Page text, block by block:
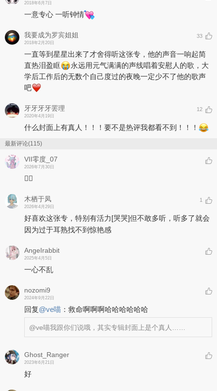
2018年6月7日
一意专心 一听钟情
我要成为罗宾姐姐
2018年2月20日
33
一直等到星星出来了才舍得听这张专，他的声音一响起简
直热泪盈眶
永远用元气满满的声线唱着安慰人的歌，大
学后工作后的无数个自己度过的夜晚一定少不了他的歌声
吧
牙牙牙牙罢理
2020年4月19日
12
什么封面上有真人！！！要不是热评我都看不到！！！
最新评论(115)
VII零度_07
2026年7月30日
👌🏻
木栖于凤
2026年4月29日
1
好喜欢这张专，特别有活力 [哭哭]但不敢多听，听多了就会
因为过于耳熟找不到惊艳感
AngeIrabbit
2025年4月5日
一心不乱
nozomi9
2024年9月22日
回复@ve喵 ： 救命啊啊啊哈哈哈哈哈哈
@ve喵我跟你们说哦，其实专辑封面上是个真人……
Ghost_Ranger
2023年6月21日
好